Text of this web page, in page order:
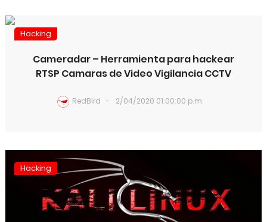
Hacking
Cameradar – Herramienta para hackear
RTSP Camaras de Video Vigilancia CCTV
RedBird 2/04/2020 01:00:00 p.m.
Hacking